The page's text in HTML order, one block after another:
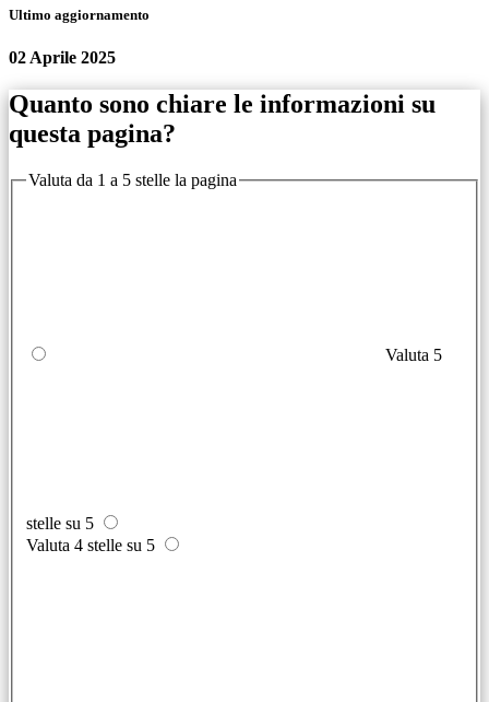
Ultimo aggiornamento
02 Aprile 2025
Quanto sono chiare le informazioni su
questa pagina?
Valuta da 1 a 5 stelle la pagina
Valuta 5
stelle su 5
Valuta 4 stelle su 5